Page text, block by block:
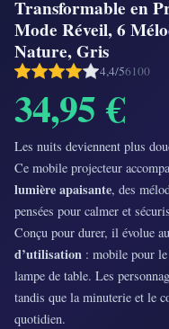
Transformable en
Mode Réveil, 6
Nature, Gris
4,4/56100
34,95 €
Les nuits deviennent plus
Ce mobile projecteur
lumière apaisante, des
pensées pour calmer et
Conçu pour durer, il évolue
d’utilisation : mobile pour le
lampe de table. Les
tandis que la minuterie et le
quotidien.